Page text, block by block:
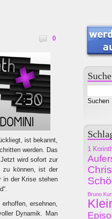
0
ist bekannt,
werden. Das
wird sofort zur
zu können, ist der
in der Krise stehen
ersehnen,
Dynamik. Man
Suche
1
Bruno